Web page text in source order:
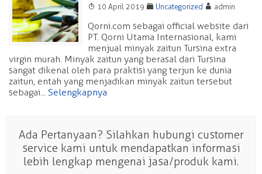
T 10 April 2019 F Uncategorized A admin
Qorni.com sebagai official website dari
PT. Qorni Utama Internasional, kami
menjual minyak zaitun Tursina extra
virgin murah. Minyak zaitun yang berasal dari Tursina
sangat dikenal oleh para praktisi yang terjun ke dunia
zaitun, entah yang menjadikan minyak zaitun tersebut
sebagai... Selengkapnya
Ada Pertanyaan? Silahkan hubungi customer
service kami untuk mendapatkan informasi
lebih lengkap mengenai jasa/produk kami.